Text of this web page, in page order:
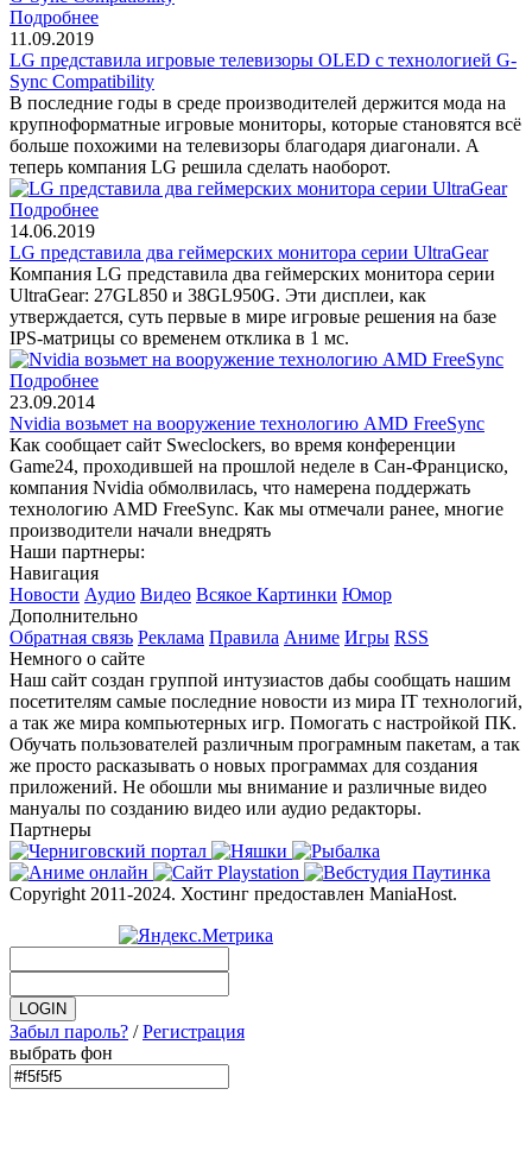
Подробнее
11.09.2019
LG представила игровые телевизоры OLED с технологией G-
Sync Compatibility
В последние годы в среде производителей держится мода на
крупноформатные игровые мониторы, которые становятся всё
больше похожими на телевизоры благодаря диагонали. А
теперь компания LG решила сделать наоборот.
Подробнее
14.06.2019
LG представила два геймерских монитора серии UltraGear
Компания LG представила два геймерских монитора серии
UltraGear: 27GL850 и 38GL950G. Эти дисплеи, как
утверждается, суть первые в мире игровые решения на базе
IPS-матрицы со временем отклика в 1 мс.
Подробнее
23.09.2014
Nvidia возьмет на вооружение технологию AMD FreeSync
Как сообщает сайт Sweclockers, во время конференции
Game24, проходившей на прошлой неделе в Сан-Франциско,
компания Nvidia обмолвилась, что намерена поддержать
технологию AMD FreeSync. Как мы отмечали ранее, многие
производители начали внедрять
Наши партнеры:
Навигация
Новости Аудио Видео Всякое Картинки Юмор
Дополнительно
Обратная связь Реклама Правила Аниме Игры RSS
Немного о сайте
Наш сайт создан группой интузиастов дабы сообщать нашим
посетителям самые последние новости из мира IT технологий,
а так же мира компьютерных игр. Помогать с настройкой ПК.
Обучать пользователей различным програмным пакетам, а так
же просто расказывать о новых программах для создания
приложений. Не обошли мы внимание и различные видео
мануалы по созданию видео или аудио редакторы.
Партнеры
Copyright 2011-2024. Хостинг предоставлен ManiaHost.
Забыл пароль? /Регистрация
выбрать фон